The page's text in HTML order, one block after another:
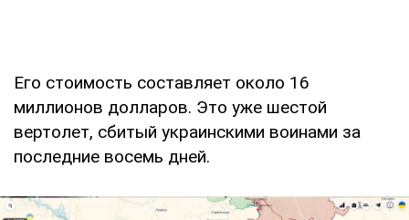
Его стоимость составляет около 16
миллионов долларов. Это уже шестой
вертолет, сбитый украинскими воинами за
последние восемь дней.